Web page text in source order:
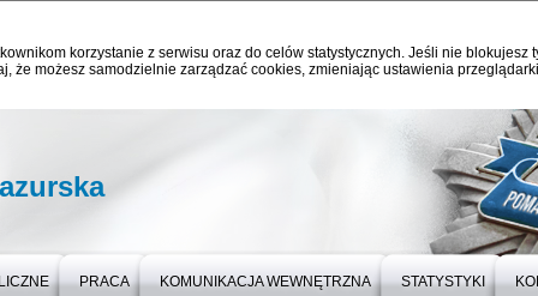
korzystanie z serwisu oraz do celów statystycznych. Jeśli nie blokujesz
że możesz samodzielnie zarządzać cookies, zmieniając ustawienia
PRACA KOMUNIKACJA WEWNĘTRZNA STATYSTYKI